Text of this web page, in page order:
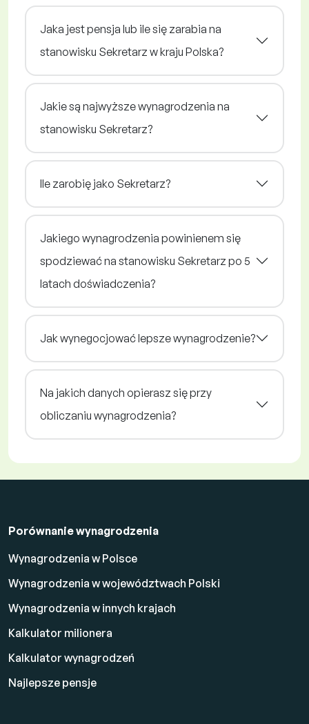
Jaka jest pensja lub ile się zarabia na
stanowisku Sekretarz w kraju Polska?
Jakie są najwyższe wynagrodzenia na
stanowisku Sekretarz?
Ile zarobię jako Sekretarz?
Jakiego wynagrodzenia powinienem się
spodziewać na stanowisku Sekretarz po 5
latach doświadczenia?
Jak wynegocjować lepsze wynagrodzenie?
Na jakich danych opierasz się przy
obliczaniu wynagrodzenia?
Porównanie wynagrodzenia
Wynagrodzenia w Polsce
Wynagrodzenia w województwach Polski
Wynagrodzenia w innych krajach
Kalkulator milionera
Kalkulator wynagrodzeń
Najlepsze pensje